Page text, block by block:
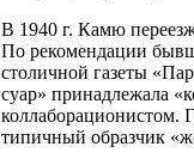
В 1940 г. Камю
По рекомендации
столичной газеты
суар» принадлежала
коллаборационистом.
типичный образчик